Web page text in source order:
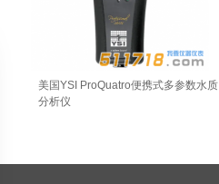
美国YSI ProQuatro便携式多参数水质
分析仪